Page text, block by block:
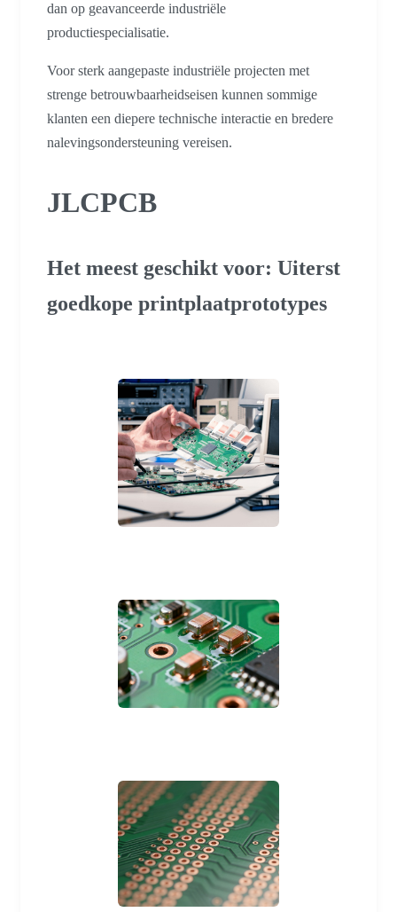
dan op geavanceerde industriële
productiespecialisatie.
Voor sterk aangepaste industriële projecten met
strenge betrouwbaarheidseisen kunnen sommige
klanten een diepere technische interactie en bredere
nalevingsondersteuning vereisen.
JLCPCB
Het meest geschikt voor: Uiterst
goedkope printplaatprototypes